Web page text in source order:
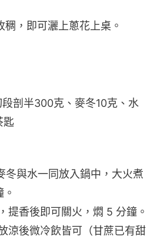
，即可灑上蔥花上桌。
剖半300克、麥冬10克、水
匙
冬與水一同放入鍋中，大火煮
提香後即可關火，燜 5 分鐘。
涼後微冷飲皆可（甘蔗已有甜